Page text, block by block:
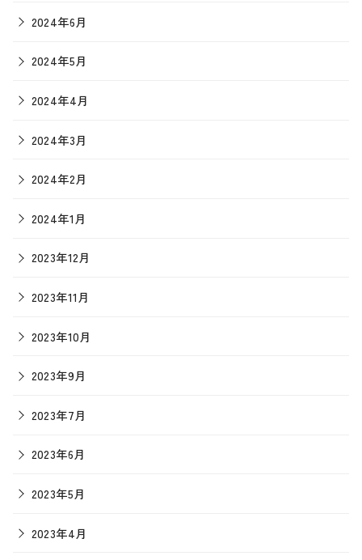
2024年6月
2024年5月
2024年4月
2024年3月
2024年2月
2024年1月
2023年12月
2023年11月
2023年10月
2023年9月
2023年7月
2023年6月
2023年5月
2023年4月